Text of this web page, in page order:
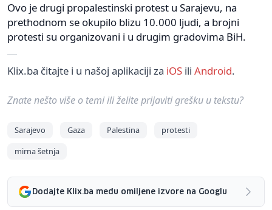
Ovo je drugi propalestinski protest u Sarajevu, na
prethodnom se okupilo blizu 10.000 ljudi, a brojni
protesti su organizovani i u drugim gradovima BiH.
Klix.ba čitajte i u našoj aplikaciji za iOS ili Android.
Znate nešto više o temi ili želite prijaviti grešku u tekstu?
Sarajevo Gaza Palestina
protesti
mirna šetnja
Dodajte Klix.ba među omiljene izvore na Googlu